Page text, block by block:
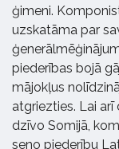
ģimeni.
uzskatāma par
piederības bojā
mājokļus
atgriezties. Lai arī
dzīvo Somijā,
seno piederību